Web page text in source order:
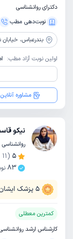
دکترای روانشناسی
نوبت‌دهی مطب
بندرعباس، خیابان
اولین نوبت آزاد مطب:
مشاوره
نیکو
روانشناسی
5
(
11
83
5 پزشک ایشان
کمترین معطلی
کارشناس ارشد